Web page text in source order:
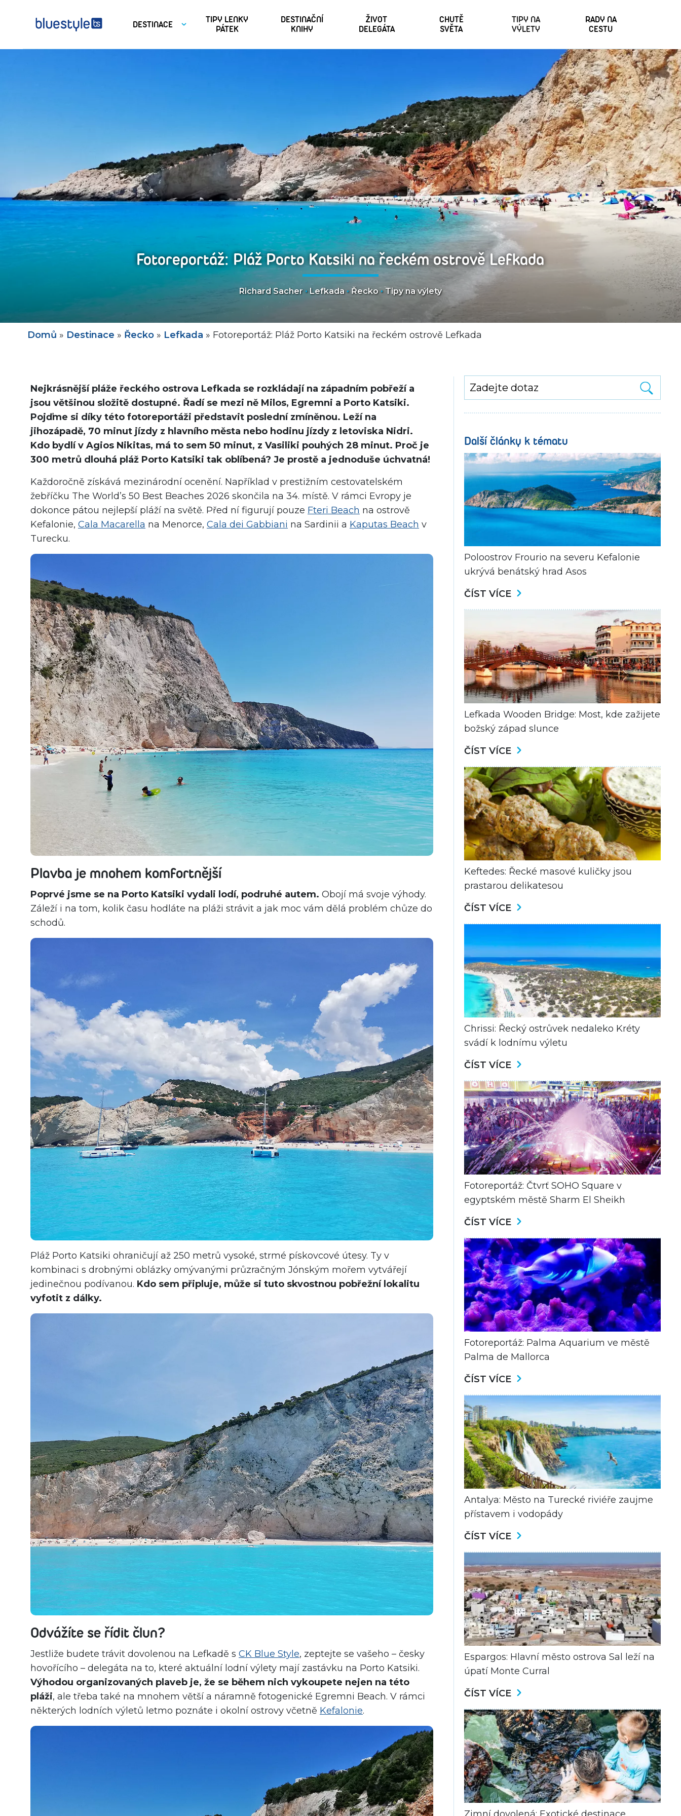
DESTINACE
TIPY LENKY
PÁTEK
DESTINAČNÍ
KNIHY
ŽIVOT
DELEGÁTA
CHUTĚ
SVĚTA
TIPY NA
VÝLETY
RADY NA
CESTU
Fotoreportáž: Pláž Porto Katsiki na řeckém ostrově Lefkada
Richard Sacher• Lefkada• Řecko•Tipy na výlety
Domů » Destinace » Řecko » Lefkada » Fotoreportáž: Pláž Porto Katsiki na řeckém ostrově Lefkada
Nejkrásnější pláže řeckého ostrova Lefkada se rozkládají na západním pobřeží a
jsou většinou složitě dostupné. Řadí se mezi ně Milos, Egremni a Porto Katsiki.
Pojďme si díky této fotoreportáži představit poslední zmíněnou. Leží na
jihozápadě, 70 minut jízdy z hlavního města nebo hodinu jízdy z letoviska Nidri.
Kdo bydlí v Agios Nikitas, má to sem 50 minut, z Vasiliki pouhých 28 minut. Proč je
300 metrů dlouhá pláž Porto Katsiki tak oblíbená? Je prostě a jednoduše úchvatná!
Každoročně získává mezinárodní ocenění. Například v prestižním cestovatelském
žebříčku The World’s 50 Best Beaches 2026 skončila na 34. místě. V rámci Evropy je
dokonce pátou nejlepší pláží na světě. Před ní figurují pouze Fteri Beach na ostrově
Kefalonie, Cala Macarella na Menorce, Cala dei Gabbiani na Sardinii a Kaputas Beach v
Turecku.
Plavba je mnohem komfortnější
Poprvé jsme se na Porto Katsiki vydali lodí, podruhé autem. Obojí má svoje výhody.
Záleží i na tom, kolik času hodláte na pláži strávit a jak moc vám dělá problém chůze do
schodů.
Pláž Porto Katsiki ohraničují až 250 metrů vysoké, strmé pískovcové útesy. Ty v
kombinaci s drobnými oblázky omývanými průzračným Jónským mořem vytvářejí
jedinečnou podívanou. Kdo sem připluje, může si tuto skvostnou pobřežní lokalitu
vyfotit z dálky.
Odvážíte se řídit člun?
Jestliže budete trávit dovolenou na Lefkadě s CK Blue Style, zeptejte se vašeho – česky
hovořícího – delegáta na to, které aktuální lodní výlety mají zastávku na Porto Katsiki.
Výhodou organizovaných plaveb je, že se během nich vykoupete nejen na této
pláži, ale třeba také na mnohem větší a náramně fotogenické Egremni Beach. V rámci
některých lodních výletů letmo poznáte i okolní ostrovy včetně Kefalonie.
Další články k tématu
Poloostrov Frourio na severu Kefalonie
ukrývá benátský hrad Asos
ČÍST VÍCE
Lefkada Wooden Bridge: Most, kde zažijete
božský západ slunce
ČÍST VÍCE
Keftedes: Řecké masové kuličky jsou
prastarou delikatesou
ČÍST VÍCE
Chrissi: Řecký ostrůvek nedaleko Kréty
svádí k lodnímu výletu
ČÍST VÍCE
Fotoreportáž: Čtvrť SOHO Square v
egyptském městě Sharm El Sheikh
ČÍST VÍCE
Fotoreportáž: Palma Aquarium ve městě
Palma de Mallorca
ČÍST VÍCE
Antalya: Město na Turecké riviéře zaujme
přístavem i vodopády
ČÍST VÍCE
Espargos: Hlavní město ostrova Sal leží na
úpatí Monte Curral
ČÍST VÍCE